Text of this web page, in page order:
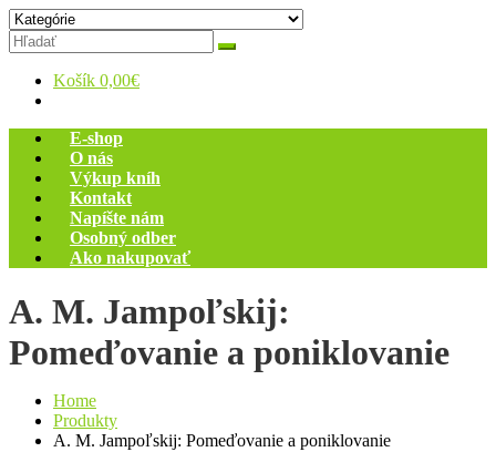
Skip
to
content
Zelený dom
Antikvariát
Košík 0,00€
E-shop
O nás
Výkup kníh
Kontakt
Napíšte nám
Osobný odber
Ako nakupovať
A. M. Jampoľskij:
Pomeďovanie a poniklovanie
Home
Produkty
A. M. Jampoľskij: Pomeďovanie a poniklovanie